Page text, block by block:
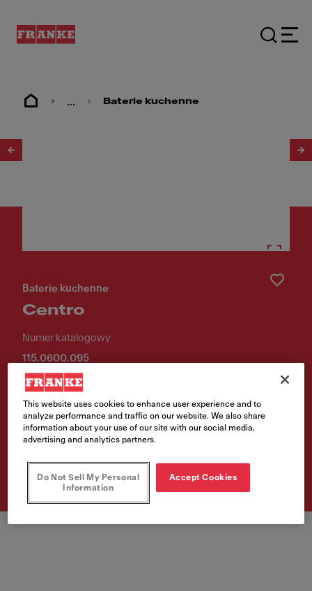
... Baterie kuchenne
Baterie kuchenne
Centro
Numer katalogowy
115.0600.095
1 079,00 PLN
Rekomendowana cena katalogowa brutto
This website uses cookies to enhance user experience and to
analyze performance and traffic on our website. We also share
information about your use of our site with our social media,
advertising and analytics partners.
Do Not Sell My Personal
Information
Accept Cookies